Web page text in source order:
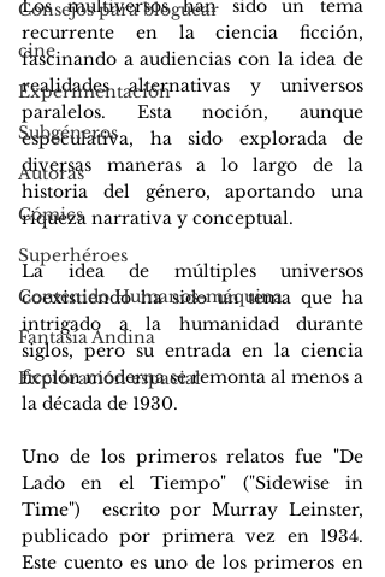
Consejos para bloguear
cine
Experimentación
Subgéneros
Autoras
Cómics
Superhéroes
Contenido Humanos-máquina
Fantasía Andina
Exploración espacial
Los multiversos han sido un tema
recurrente en la ciencia ficción,
fascinando a audiencias con la idea de
realidades alternativas y universos
paralelos. Esta noción, aunque
especulativa, ha sido explorada de
diversas maneras a lo largo de la
historia del género, aportando una
riqueza narrativa y conceptual.
La idea de múltiples universos
coexistiendo ha sido un tema que ha
intrigado a la humanidad durante
siglos, pero su entrada en la ciencia
ficción moderna se remonta al menos a
la década de 1930.
Uno de los primeros relatos fue "De
Lado en el Tiempo" ("Sidewise in
Time")  escrito por Murray Leinster,
Este cuento es uno de los primeros en